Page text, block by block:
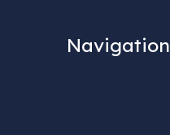
Navigation